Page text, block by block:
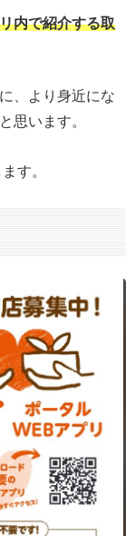
内で紹介する取
、より身近にな
思います。
す。